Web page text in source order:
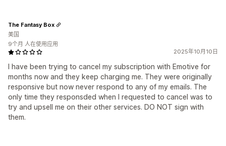
2025年10月10日
I have been trying to cancel my subscription with Emotive for
months now and they keep charging me. They were originally
responsive but now never respond to any of my emails. The
only time they responsded when I requested to cancel was to
try and upsell me on their other services. DO NOT sign with
them.
The Fantasy Box
美国
9个月 人在使用应用